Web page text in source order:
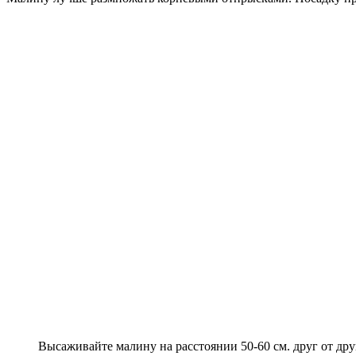
Высаживайте малину на расстоянии 50-60 см. друг от